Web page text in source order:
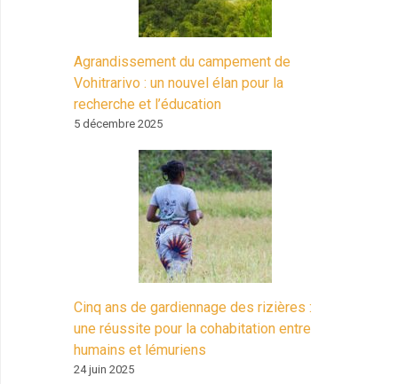
Agrandissement du campement de
Vohitrarivo : un nouvel élan pour la
recherche et l’éducation
5 décembre 2025
Cinq ans de gardiennage des rizières :
une réussite pour la cohabitation entre
humains et lémuriens
24 juin 2025